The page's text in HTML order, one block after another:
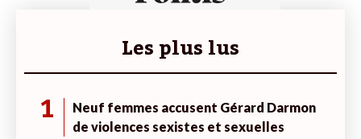
Les plus lus
1
Neuf femmes accusent Gérard Darmon
de violences sexistes et sexuelles